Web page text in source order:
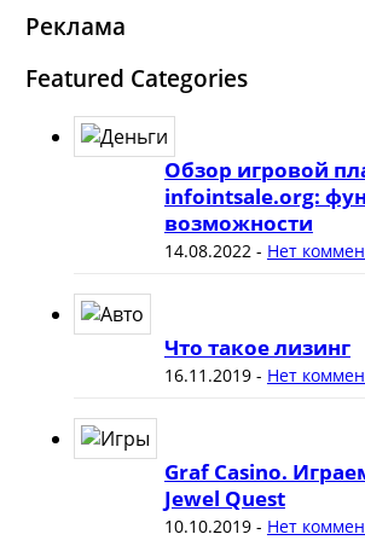
Реклама
Featured Categories
Обзор игровой
infointsale.org:
возможности
14.08.2022- Нет
Что такое лизинг
16.11.2019- Нет
Graf Casino.
Jewel Quest
10.10.2019- Нет